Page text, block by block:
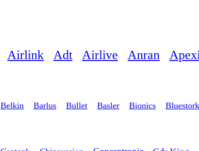
Anran
Airlive
Adt
Airlink
Bluestork
Bionics
Basler
Bullet
Barlus
Belkin